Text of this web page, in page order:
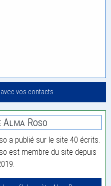
vos contacts
Alma Roso
a publié sur le site 40 écrits.
est membre du site depuis